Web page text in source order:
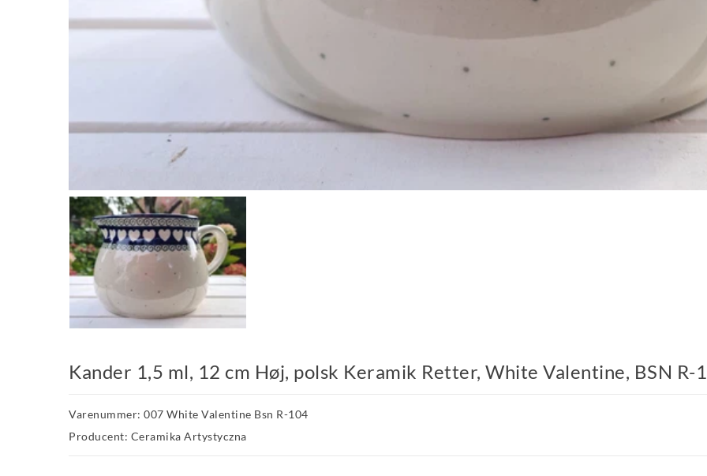
Kander 1,5 ml, 12 cm Høj, polsk Keramik Retter, White Valentine, BSN R-
Varenummer: 007 White Valentine Bsn R-104
Producent: Ceramika Artystyczna